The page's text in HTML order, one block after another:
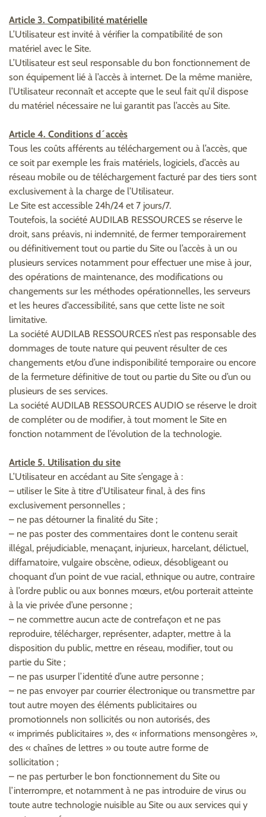
Article 3. Compatibilité matérielle
L’Utilisateur est invité à vérifier la compatibilité de son
matériel avec le Site.
L’Utilisateur est seul responsable du bon fonctionnement de
son équipement lié à l’accès à internet. De la même manière,
l’Utilisateur reconnaît et accepte que le seul fait qu’il dispose
du matériel nécessaire ne lui garantit pas l’accès au Site.
Article 4. Conditions d´accès
Tous les coûts afférents au téléchargement ou à l’accès, que
ce soit par exemple les frais matériels, logiciels, d’accès au
réseau mobile ou de téléchargement facturé par des tiers sont
exclusivement à la charge de l’Utilisateur.
Le Site est accessible 24h/24 et 7 jours/7.
Toutefois, la société AUDILAB RESSOURCES se réserve le
droit, sans préavis, ni indemnité, de fermer temporairement
ou définitivement tout ou partie du Site ou l’accès à un ou
plusieurs services notamment pour effectuer une mise à jour,
des opérations de maintenance, des modifications ou
changements sur les méthodes opérationnelles, les serveurs
et les heures d’accessibilité, sans que cette liste ne soit
limitative.
La société AUDILAB RESSOURCES n’est pas responsable des
dommages de toute nature qui peuvent résulter de ces
changements et/ou d’une indisponibilité temporaire ou encore
de la fermeture définitive de tout ou partie du Site ou d’un ou
plusieurs de ses services.
La société AUDILAB RESSOURCES AUDIO se réserve le droit
de compléter ou de modifier, à tout moment le Site en
fonction notamment de l’évolution de la technologie.
Article 5. Utilisation du site
L’Utilisateur en accédant au Site s’engage à :
– utiliser le Site à titre d’Utilisateur final, à des fins
exclusivement personnelles ;
– ne pas détourner la finalité du Site ;
– ne pas poster des commentaires dont le contenu serait
illégal, préjudiciable, menaçant, injurieux, harcelant, délictuel,
diffamatoire, vulgaire obscène, odieux, désobligeant ou
choquant d’un point de vue racial, ethnique ou autre, contraire
à l’ordre public ou aux bonnes mœurs, et/ou porterait atteinte
à la vie privée d’une personne ;
– ne commettre aucun acte de contrefaçon et ne pas
reproduire, télécharger, représenter, adapter, mettre à la
disposition du public, mettre en réseau, modifier, tout ou
partie du Site ;
– ne pas usurper l’identité d’une autre personne ;
– ne pas envoyer par courrier électronique ou transmettre par
tout autre moyen des éléments publicitaires ou
promotionnels non sollicités ou non autorisés, des
« imprimés publicitaires », des « informations mensongères »,
des « chaînes de lettres » ou toute autre forme de
sollicitation ;
– ne pas perturber le bon fonctionnement du Site ou
l’interrompre, et notamment à ne pas introduire de virus ou
toute autre technologie nuisible au Site ou aux services qui y